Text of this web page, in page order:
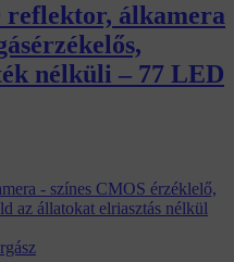
álkamera
nélküli – 77 LED